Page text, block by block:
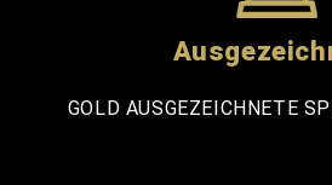
GOLD AUSGEZEICHNETE